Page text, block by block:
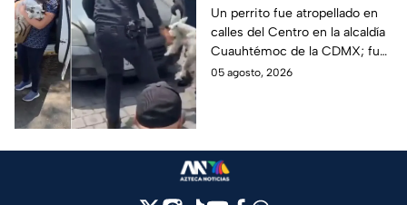
la alcaldía
Cuauhtémoc; policías
lo rescatan y entregan
a su dueña
Un perrito fue atropellado en
calles del Centro en la alcaldía
Cuauhtémoc de la CDMX; fue
rescatado y resguardado por
05 agosto, 2026